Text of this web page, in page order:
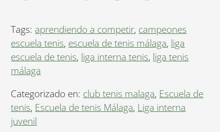
Tags: aprendiendo a competir, campeones
escuela tenis, escuela de tenis málaga, liga
escuela de tenis, liga interna tenis, liga tenis
málaga
Categorizado en: club tenis malaga, Escuela de
tenis, Escuela de tenis Málaga, Liga interna
juvenil